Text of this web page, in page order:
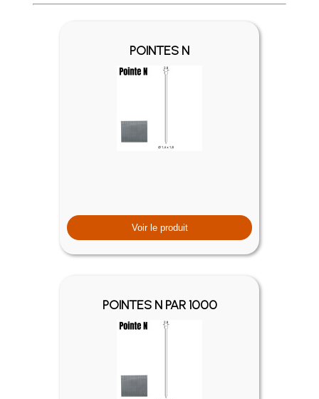
Achetez 4 sachets ou boîtes d'agrafes ou de pointes et
POINTES N
Voir le produit
POINTES N PAR 1000